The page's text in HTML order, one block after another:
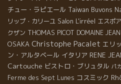
チュー・ラピエール Taiwan Buvons
リップ・カリーユ Salon L'irréel エスポ
クザン THOMAS PICOT DOMAINE
OSAKA Christophe Pacalet エリ
ン・アルタベール イタリア RENE
Cartouche ビストロ・ブリュタル パ
Ferme des Sept Lunes コスミック